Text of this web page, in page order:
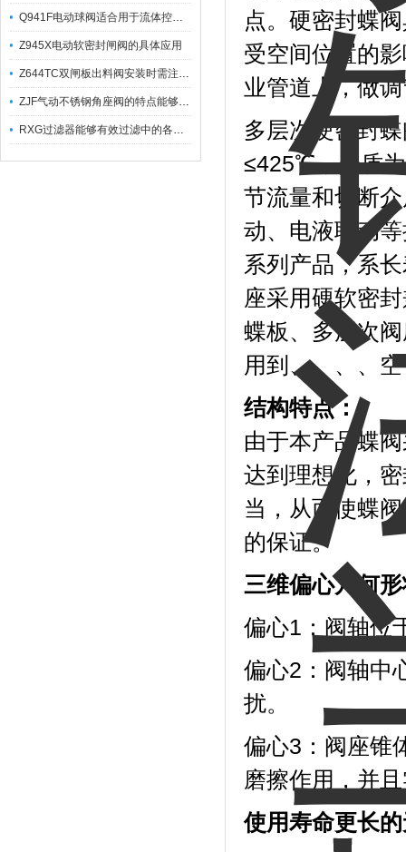
Q941F电动球阀适合用于流体控制需要迅速反应的场合
Z945X电动软密封闸阀的具体应用
Z644TC双闸板出料阀安装时需注意哪些事项？
ZJF气动不锈钢角座阀的特点能够稳定地控制介质流量
RXG过滤器能够有效过滤中的各种杂质
点。硬密封蝶
受空间位置的
业管道上，做
多层次硬密封
≤425℃，介质
节流量和切断
动、电液联动
系列产品，系
座采用硬软密
蝶板、多层次
用到、、、、
结构特点：
由于本产品蝶
达到理想化，
当，从而使蝶
的保证。
三维偏心几何
偏心1：阀轴位
偏心2：阀轴中
扰。
偏心3：阀座锥
磨擦作用，并
使用寿命更长